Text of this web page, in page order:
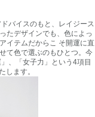
バイスのもと、レイジース
たデザインでも、色によっ
イテムだからこ そ開運に直
て色で選ぶのもひとつ。今
、「女子力」という4項目
します。